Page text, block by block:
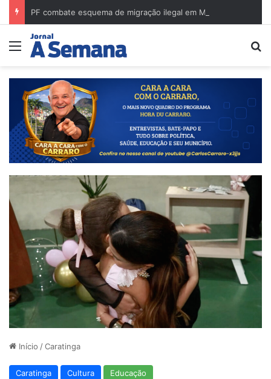
Menu
Início /Caratinga
Caratinga Cultura Educação